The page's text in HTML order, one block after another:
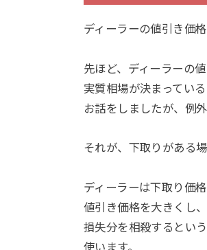
ディーラーの値引き価
先ほど、ディーラーの
実質相場が決まってい
お話をしましたが、例外
それが、下取りがある
ディーラーは下取り価格
値引き価格を大きくし、
損失分を相殺するとい
使います。